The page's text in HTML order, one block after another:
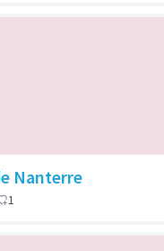
Nanterre
1